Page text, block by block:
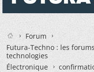
Forum
Futura-Techno : les
technologies
Électronique